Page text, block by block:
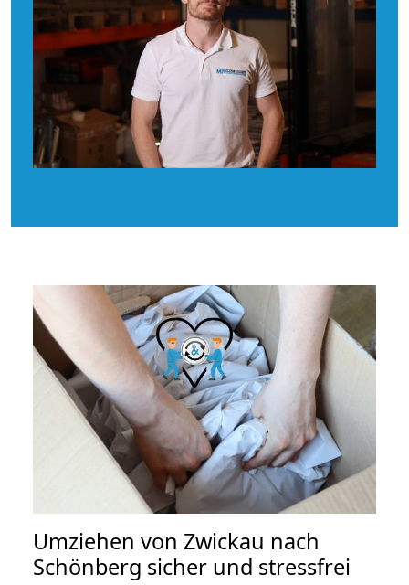
Umziehen von Zwickau nach
Schönberg sicher und stressfrei